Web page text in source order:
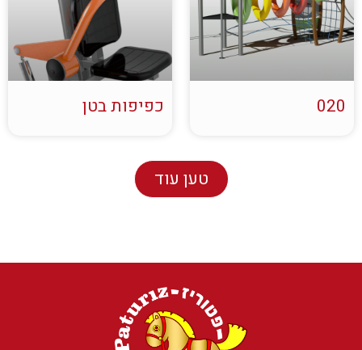
020 כפיפות בטן
טען עוד